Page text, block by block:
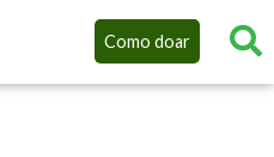
Como doar